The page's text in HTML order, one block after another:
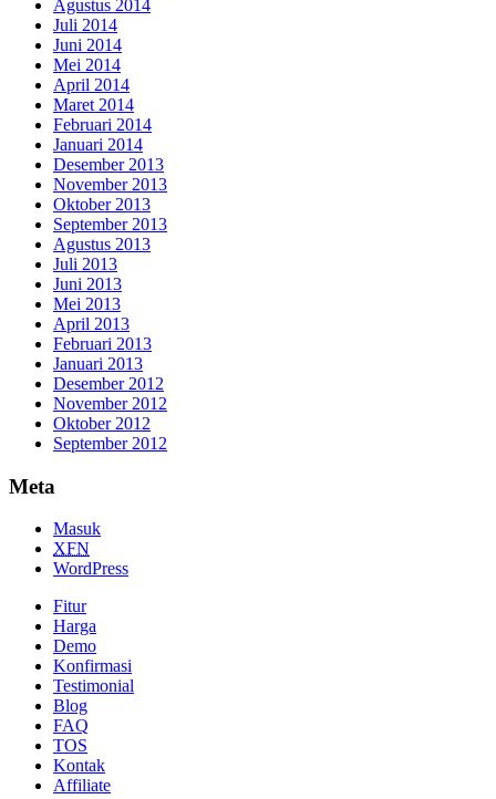
Agustus 2014
Juli 2014
Juni 2014
Mei 2014
April 2014
Maret 2014
Februari 2014
Januari 2014
Desember 2013
November 2013
Oktober 2013
September 2013
Agustus 2013
Juli 2013
Juni 2013
Mei 2013
April 2013
Februari 2013
Januari 2013
Desember 2012
November 2012
Oktober 2012
September 2012
Meta
Masuk
XFN
WordPress
Fitur
Harga
Demo
Konfirmasi
Testimonial
Blog
FAQ
TOS
Kontak
Affiliate